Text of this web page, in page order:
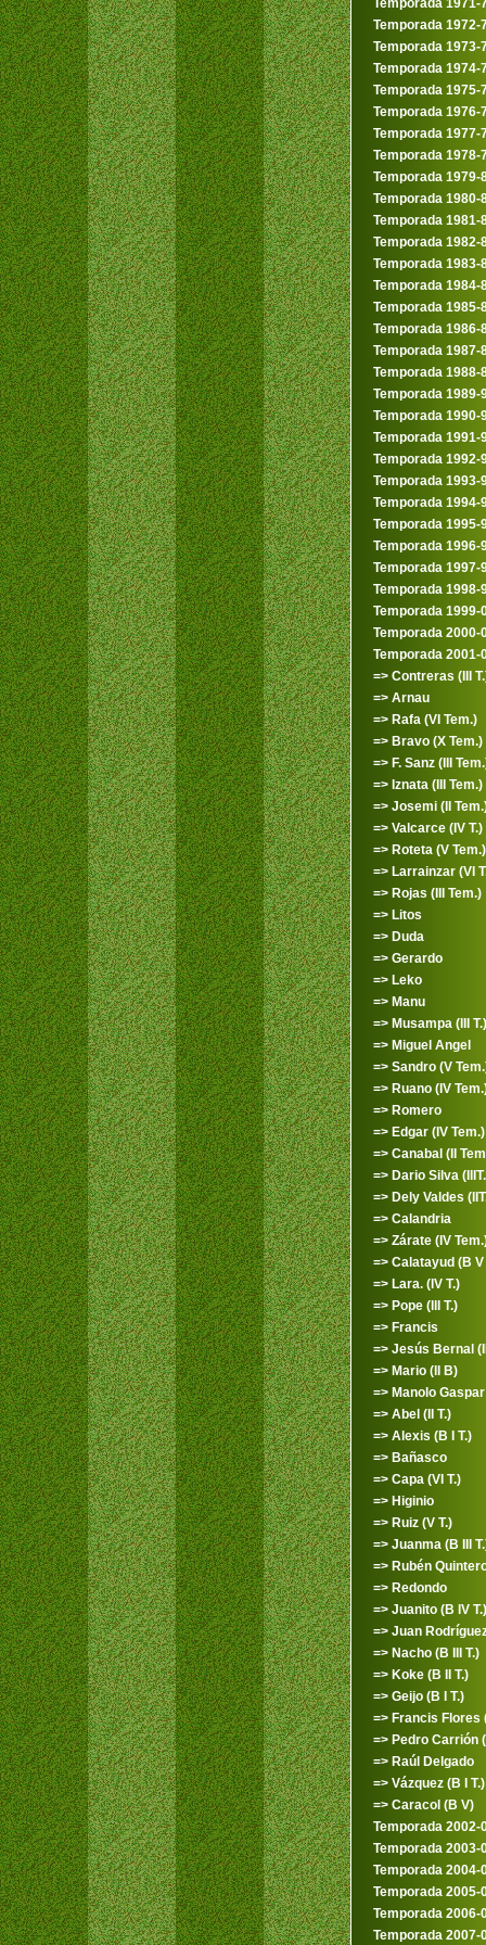
Temporada 1971-
Temporada 1972-
Temporada 1973-
Temporada 1974-
Temporada 1975-
Temporada 1976-
Temporada 1977-
Temporada 1978-
Temporada 1979-
Temporada 1980-
Temporada 1981-
Temporada 1982-
Temporada 1983-
Temporada 1984-
Temporada 1985-
Temporada 1986-
Temporada 1987-
Temporada 1988-
Temporada 1989-
Temporada 1990-
Temporada 1991-
Temporada 1992-
Temporada 1993-
Temporada 1994-
Temporada 1995-
Temporada 1996-
Temporada 1997-
Temporada 1998-
Temporada 1999-
Temporada 2000-
Temporada 2001-
=> Contreras (III
=> Arnau
=> Rafa (VI Tem.)
=> Bravo (X Tem.)
=> F. Sanz (III
=> Iznata (III Tem.)
=> Josemi (II
=> Valcarce (IV T.)
=> Roteta (V Tem.)
=> Larrainzar (VI
=> Rojas (III Tem.)
=> Litos
=> Duda
=> Gerardo
=> Leko
=> Manu
=> Musampa (III T.)
=> Miguel Angel
=> Sandro (V
=> Ruano (IV
=> Romero
=> Edgar (IV Tem.)
=> Canabal (II
=> Dario Silva
=> Dely Valdes
=> Calandria
=> Zárate (IV
=> Calatayud (B V
=> Lara. (IV T.)
=> Pope (III T.)
=> Francis
=> Jesús Bernal
=> Mario (II B)
=> Manolo
=> Abel (II T.)
=> Alexis (B I T.)
=> Bañasco
=> Capa (VI T.)
=> Higinio
=> Ruiz (V T.)
=> Juanma (B III
=> Rubén
=> Redondo
=> Juanito (B IV T.)
=> Juan
=> Nacho (B III T.)
=> Koke (B II T.)
=> Geijo (B I T.)
=> Francis Flores
=> Pedro Carrión
=> Raúl Delgado
=> Vázquez (B I T.)
=> Caracol (B V)
Temporada 2002-
Temporada 2003-
Temporada 2004-
Temporada 2005-
Temporada 2006-
Temporada 2007-